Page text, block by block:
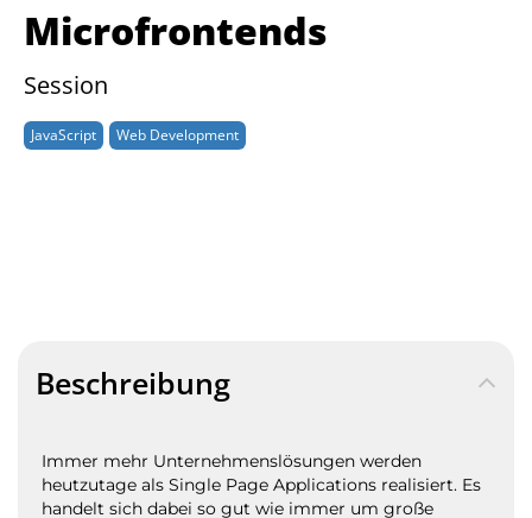
Microfrontends
Session
JavaScript Web Development
Beschreibung
Immer mehr Unternehmenslösungen werden
heutzutage als Single Page Applications realisiert. Es
handelt sich dabei so gut wie immer um große